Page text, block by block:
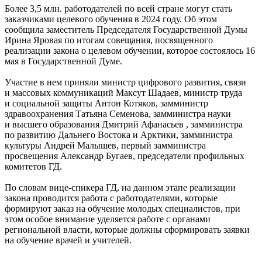
Более 3,5 млн. работодателей по всей стране могут стать
заказчиками целевого обучения в 2024 году. Об этом
сообщила заместитель Председателя Государственной Думы
Ирина Яровая по итогам совещания, посвященного
реализации закона о целевом обучении, которое состоялось 16
мая в Государственной Думе.
Участие в нем приняли министр цифрового развития, связи
и массовых коммуникаций Максут Шадаев, министр труда
и социальной защиты Антон Котяков, замминистр
здравоохранения Татьяна Семенова, замминистра науки
и высшего образования Дмитрий Афанасьев , замминистра
по развитию Дальнего Востока и Арктики, замминистра
культуры Андрей Малышев, первый замминистра
просвещения Александр Бугаев, председатели профильных
комитетов ГД.
По словам вице-спикера ГД, на данном этапе реализации
закона проводится работа с работодателями, которые
формируют заказ на обучение молодых специалистов, при
этом особое внимание уделяется работе с органами
региональной власти, которые должны сформировать заявки
на обучение врачей и учителей.